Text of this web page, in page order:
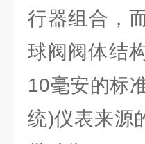
行器组合，
球阀阀体结
10毫安的标
统)仪表来源